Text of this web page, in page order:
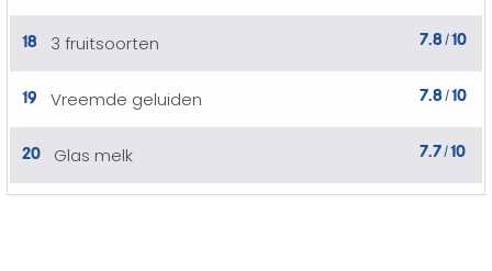
18 3 fruitsoorten 7.8 /10
19 Vreemde geluiden 7.8/10
20 Glas melk 7.7/10